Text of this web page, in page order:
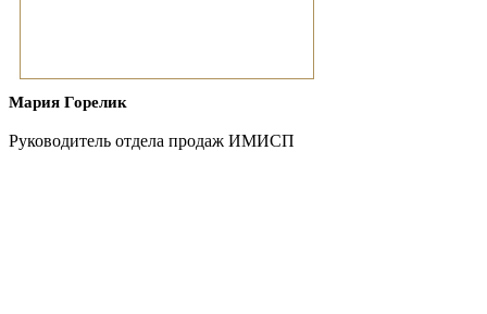
Мария Горелик
Руководитель отдела продаж ИМИСП